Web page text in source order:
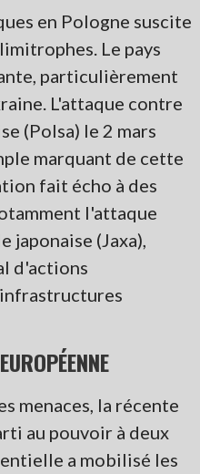
en Pologne suscite
Le pays
particulièrement
L'attaque contre
(Polsa) le 2 mars
marquant de cette
fait écho à des
l'attaque
japonaise (Jaxa),
d'actions
menaces, la récente
au pouvoir à deux
a mobilisé les